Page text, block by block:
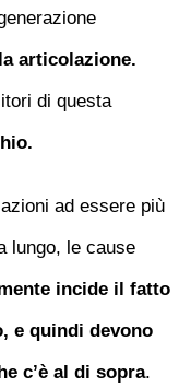
articolazione.
di questa
ad essere più
lungo, le cause
incide il fatto
e quindi devono
c’è al di sopra.